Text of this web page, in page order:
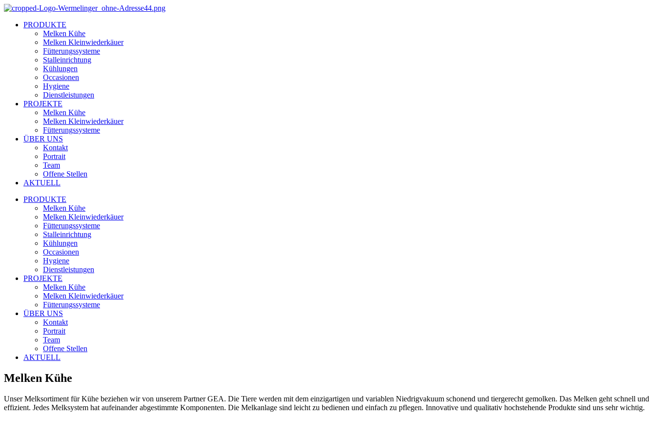
Zum
springenPRODUKTE
Melken Kühe
Melken Kleinwiederkäuer
Fütterungssysteme
Stalleinrichtung
Kühlungen
Occasionen
Hygiene
Dienstleistungen
PROJEKTE
Melken Kühe
Melken Kleinwiederkäuer
Fütterungssysteme
ÜBER UNS
Kontakt
Portrait
Team
Offene Stellen
AKTUELL
PRODUKTE
Melken Kühe
Melken Kleinwiederkäuer
Fütterungssysteme
Stalleinrichtung
Kühlungen
Occasionen
Hygiene
Dienstleistungen
PROJEKTE
Melken Kühe
Melken Kleinwiederkäuer
Fütterungssysteme
ÜBER UNS
Kontakt
Portrait
Team
Offene Stellen
AKTUELL
Melken Kühe
Unser Melksortiment für Kühe beziehen wir von unserem Partner GEA. Die Tiere werden mit dem einzigartigen und variablen Niedrigvakuum schonend und tiergerecht gemolken. Das Melken geht schnell und
effizient. Jedes Melksystem hat aufeinander abgestimmte Komponenten. Die Melkanlage sind leicht zu bedienen und einfach zu pflegen. Innovative und qualitativ hochstehende Produkte sind uns sehr wichtig.